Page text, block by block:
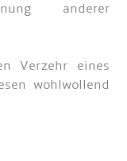
anderer
eines
wohlwollend